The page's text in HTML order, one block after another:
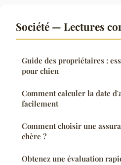
Société — Lectures
Guide des propriétaires :
pour chien
Comment calculer la date
facilement
Comment choisir une
chère ?
Obtenez une évaluation